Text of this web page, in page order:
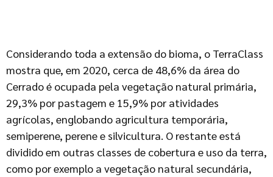
Considerando toda a extensão do bioma, o TerraClass
mostra que, em 2020, cerca de 48,6% da área do
Cerrado é ocupada pela vegetação natural primária,
29,3% por pastagem e 15,9% por atividades
agrícolas, englobando agricultura temporária,
semiperene, perene e silvicultura. O restante está
dividido em outras classes de cobertura e uso da terra,
como por exemplo a vegetação natural secundária,